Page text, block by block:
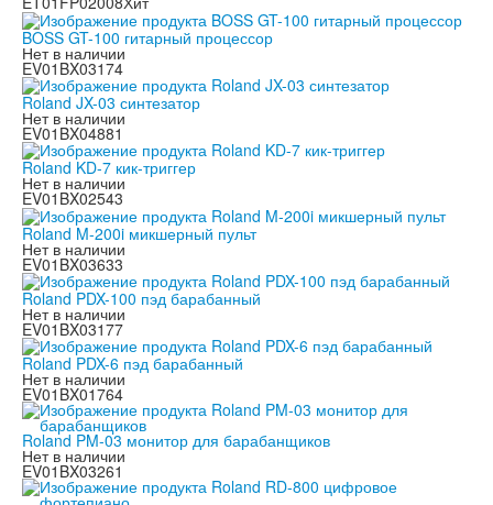
BOSS GT-100 гитарный процессор
Нет в наличии
EV01BX03174
Roland JX-03 синтезатор
Нет в наличии
EV01BX04881
Roland KD-7 кик-триггер
Нет в наличии
EV01BX02543
Roland M-200i микшерный пульт
Нет в наличии
EV01BX03633
Roland PDX-100 пэд барабанный
Нет в наличии
EV01BX03177
Roland PDX-6 пэд барабанный
Нет в наличии
EV01BX01764
Roland PM-03 монитор для барабанщиков
Нет в наличии
EV01BX03261